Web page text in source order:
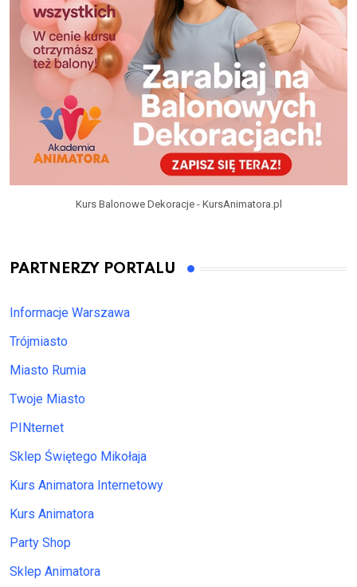
Kurs Balonowe Dekoracje - KursAnimatora.pl
PARTNERZY PORTALU
Informacje Warszawa
Trójmiasto
Miasto Rumia
Twoje Miasto
PINternet
Sklep Świętego Mikołaja
Kurs Animatora Internetowy
Kurs Animatora
Party Shop
Sklep Animatora